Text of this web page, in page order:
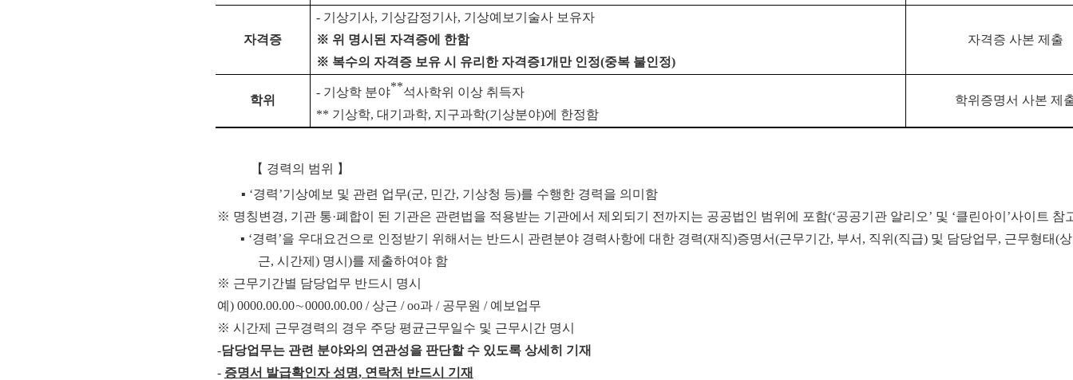
자격증
- 기상기사, 기상감정기사, 기상예보기술사 보유자
※ 위 명시된 자격증에 한함
※ 복수의 자격증 보유 시 유리한 자격증1개만 인정(중복 불인정)
자격증 사본 제출
학위
- 기상학 분야**석사학위 이상 취득자
** 기상학, 대기과학, 지구과학(기상분야)에 한정함
학위증명서 사본 제
【 경력의 범위
】
▪ ‘경력’기상예보 및 관련 업무(군, 민간, 기상청 등)를 수행한 경력을 의미함
※ 명칭변경, 기관 통·폐합이 된 기관은 관련법을 적용받는 기관에서 제외되기 전까지는 공공법인 범위에 포함(‘공공기관 알리오’ 및 ‘클린아이 ’사이트 참
▪ ‘경력’을 우대요건으로 인정받기 위해서는 반드시 관련분야 경력사항에 대한 경력(재직)증명서(근무기간, 부서 , 직위 (직급) 및 담당업무, 근무형태(
근,시간제) 명시)를 제출하여야 함
※ 근무기간별 담당업무 반드시 명시
예 ) 0000.00.00∼0000.00.00 / 상근 / oo과 / 공무원 / 예보업무
※ 시간제 근무경력의 경우 주당 평균근무일수 및 근무시간 명시
-담당업무는 관련 분야와의 연관성을 판단할 수 있도록 상세히 기재
- 증명서 발급확인자 성명, 연락처 반드시 기재